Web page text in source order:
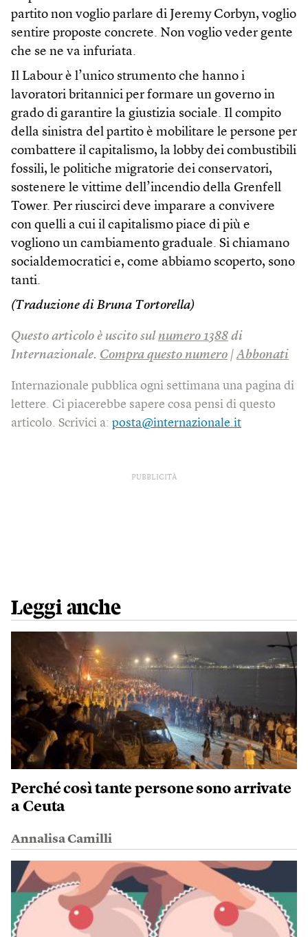
partito non voglio parlare di Jeremy Corbyn, voglio
sentire proposte concrete. Non voglio veder gente
che se ne va infuriata.
Il Labour è l’unico strumento che hanno i
lavoratori britannici per formare un governo in
grado di garantire la giustizia sociale. Il compito
della sinistra del partito è mobilitare le persone per
combattere il capitalismo, la lobby dei combustibili
fossili, le politiche migratorie dei conservatori,
sostenere le vittime dell’incendio della Grenfell
Tower. Per riuscirci deve imparare a convivere
con quelli a cui il capitalismo piace di più e
vogliono un cambiamento graduale. Si chiamano
socialdemocratici e, come abbiamo scoperto, sono
tanti.
(Traduzione di Bruna Tortorella)
Questo articolo è uscito sul numero 1388 di
Internazionale. Compra questo numero |Abbonati
Internazionale pubblica ogni settimana una pagina di
lettere. Ci piacerebbe sapere cosa pensi di questo
articolo. Scrivici a: posta@internazionale.it
PUBBLICITÀ
Leggi anche
Perché così tante persone sono arrivate
a Ceuta
Annalisa Camilli